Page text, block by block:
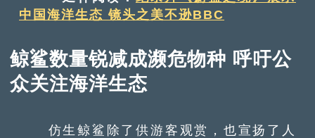
中国海洋生态 镜头之美不逊BBC
鲸鲨数量锐减成濒危物种 呼吁公
众关注海洋生态
仿生鲸鲨除了供游客观赏，也宣扬了人